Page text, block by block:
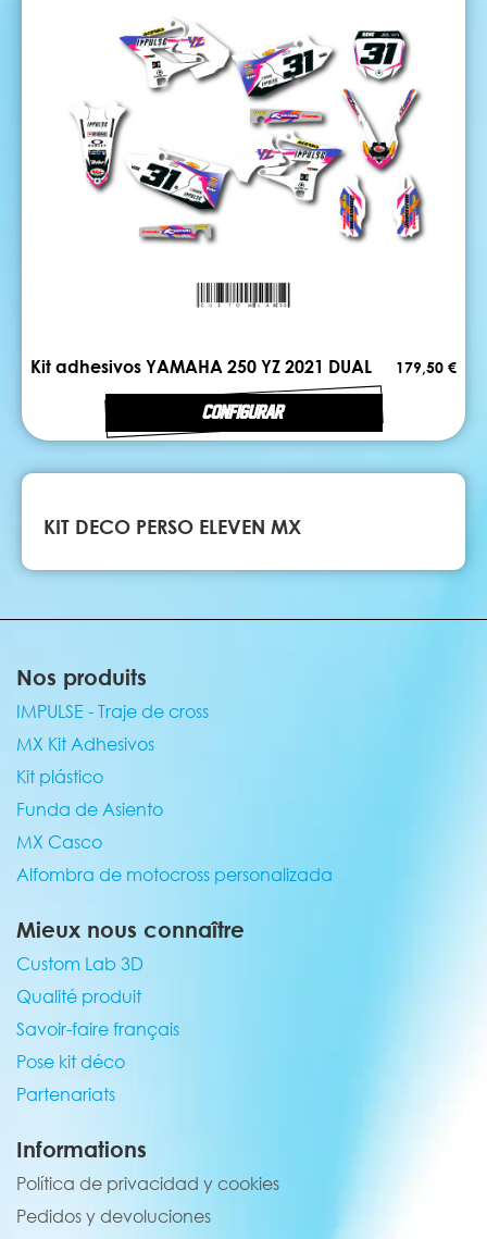
Kit adhesivos YAMAHA 250 YZ 2021 DUAL 179,50 €
CONFIGURAR
KIT DECO PERSO ELEVEN MX
Nos produits
IMPULSE - Traje de cross
MX Kit Adhesivos
Kit plástico
Funda de Asiento
MX Casco
Alfombra de motocross personalizada
Mieux nous connaître
Custom Lab 3D
Qualité produit
Savoir-faire français
Pose kit déco
Partenariats
Informations
Política de privacidad y cookies
Pedidos y devoluciones